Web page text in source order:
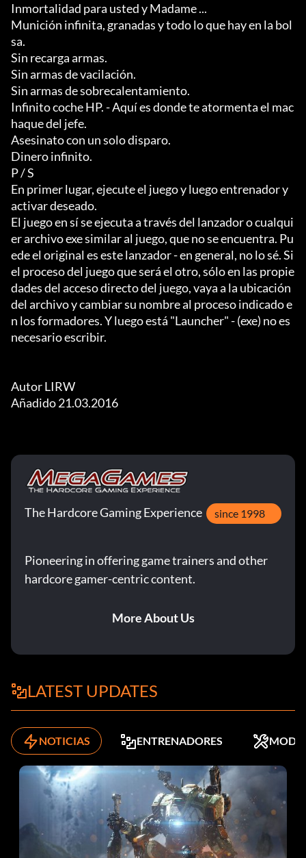
Inmortalidad para usted y Madame ...
Munición infinita, granadas y todo lo que hay en la bol
sa.
Sin recarga armas.
Sin armas de vacilación.
Sin armas de sobrecalentamiento.
Infinito coche HP. - Aquí es donde te atormenta el mac
haque del jefe.
Asesinato con un solo disparo.
Dinero infinito.
P / S
En primer lugar, ejecute el juego y luego entrenador y
activar deseado.
El juego en sí se ejecuta a través del lanzador o cualqui
er archivo exe similar al juego, que no se encuentra. Pu
ede el original es este lanzador - en general, no lo sé. Si
el proceso del juego que será el otro, sólo en las propie
dades del acceso directo del juego, vaya a la ubicación
del archivo y cambiar su nombre al proceso indicado e
n los formadores. Y luego está "Launcher" - (exe) no es
necesario escribir.
Autor LIRW
Añadido 21.03.2016
The Hardcore Gaming Experience since 1998
Pioneering in offering game trainers and other
hardcore gamer-centric content.
More About Us
LATEST UPDATES
NOTICIAS ENTRENADORES MODS